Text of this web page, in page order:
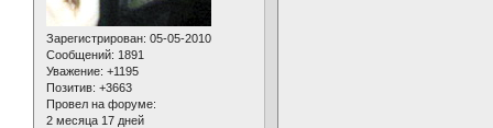
Зарегистрирован: 05-05-2010
Сообщений: 1891
Уважение: +1195
Позитив: +3663
Провел на форуме:
2 месяца 17 дней